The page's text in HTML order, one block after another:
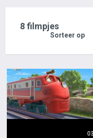
8 filmpjes
Sorteer op